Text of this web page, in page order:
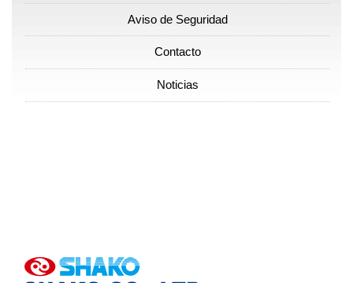
Aviso de Seguridad
Contacto
Noticias